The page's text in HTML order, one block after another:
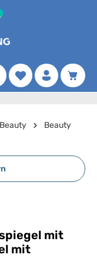
Merkzettel
Beauty
mit
mit